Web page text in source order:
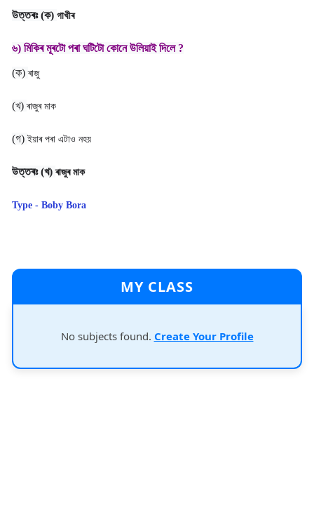
উত্তৰঃ(ক) গাখীৰ
৬) মিকিৰ মূৰটো পৰা ঘটিটো কোনে উলিয়াই দিলে ?
(ক)ৰাজু
(খ)ৰাজুৰ মাক
(গ)ইয়াৰ পৰা এটাও নহয়
উত্তৰঃ(খ)ৰাজুৰ মাক
Type - Boby Bora
MY CLASS
No subjects found. Create Your Profile